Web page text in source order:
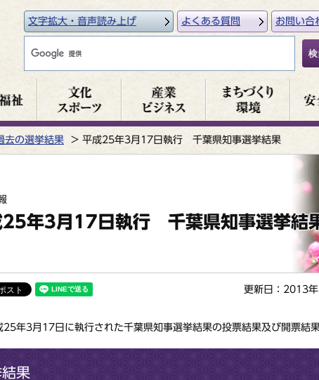
文字拡大・音声読み上げ よくある質問 お問い合
去の選挙結果 平成25年3月17日執行 千葉県知事選挙結果
25年3月17日執行 千葉県知事選挙結
更新日：2013
年3月17日に執行された千葉県知事選挙結果の投票結果及び開票結果
果